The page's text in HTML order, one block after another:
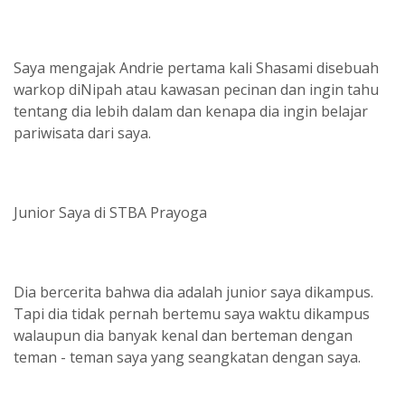
Saya mengajak Andrie pertama kali Shasami disebuah
warkop diNipah atau kawasan pecinan dan ingin tahu
tentang dia lebih dalam dan kenapa dia ingin belajar
pariwisata dari saya.
Junior Saya di STBA Prayoga
Dia bercerita bahwa dia adalah junior saya dikampus.
Tapi dia tidak pernah bertemu saya waktu dikampus
walaupun dia banyak kenal dan berteman dengan
teman - teman saya yang seangkatan dengan saya.